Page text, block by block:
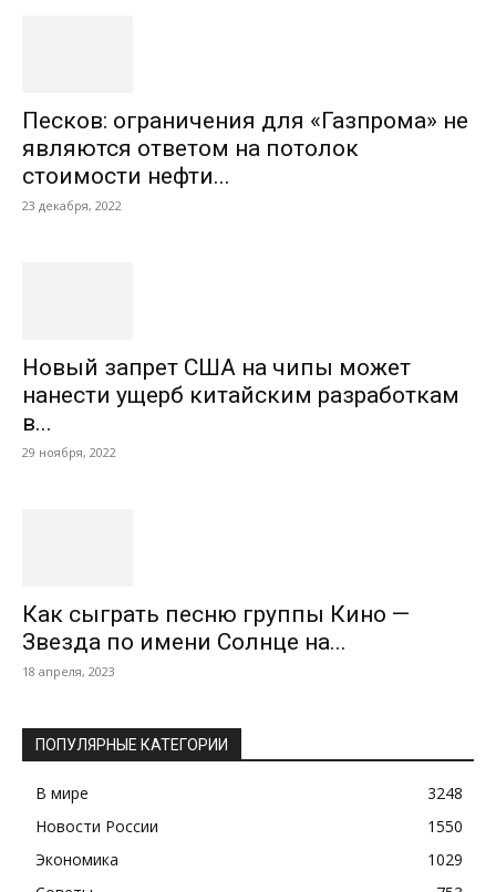
Песков: ограничения для «Газпрома» не
являются ответом на потолок
стоимости нефти...
23 декабря, 2022
Новый запрет США на чипы может
нанести ущерб китайским разработкам
в...
29 ноября, 2022
Как сыграть песню группы Кино —
Звезда по имени Солнце на...
18 апреля, 2023
ПОПУЛЯРНЫЕ КАТЕГОРИИ
В мире
3248
Новости России
1550
Экономика
1029